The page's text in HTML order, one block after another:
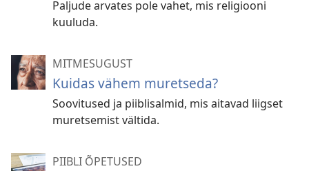
Paljude arvates pole vahet, mis religiooni
kuuluda.
MITMESUGUST
Kuidas vähem muretseda?
Soovitused ja piiblisalmid, mis aitavad liigset
muretsemist vältida.
PIIBLI ÕPETUSED